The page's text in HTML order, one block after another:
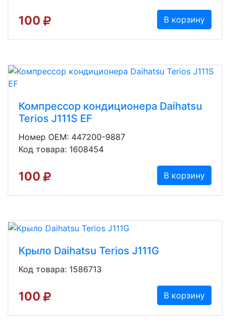
100 В корзину
Компрессор кондиционера Daihatsu
Terios J111S EF
Номер OEM: 447200-9887
Код товара: 1608454
100 В корзину
Крыло Daihatsu Terios J111G
Код товара: 1586713
100 В корзину